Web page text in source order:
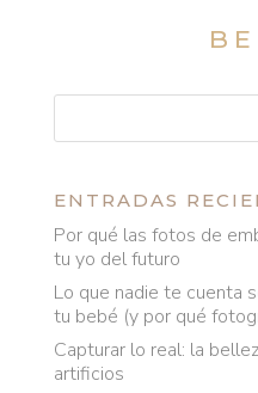
ENTRADAS
Por qué las fotos de
tu yo del futuro
Lo que nadie te cuenta
tu bebé (y por qué
Capturar lo real: la
artificios